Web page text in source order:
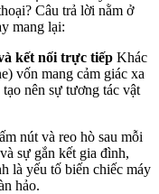
Câu trả lời nằm ở
mang lại:
kết nối trực tiếp Khác
vốn mang cảm giác xa
nên sự tương tác vật
nút và reo hò sau mỗi
sự gắn kết gia đình,
là yếu tố biến chiếc máy
hảo.